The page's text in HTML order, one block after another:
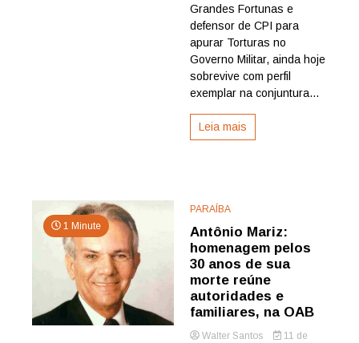
histórico
do
ex-
deputado
Antônio
considerado
Nota
10
Grandes Fortunas e
defensor de CPI para
apurar Torturas no
Governo Militar, ainda hoje
sobrevive com perfil
exemplar na conjuntura...
Leia mais
1 Minute
PARAÍBA
Antônio Mariz:
homenagem pelos
30 anos de sua
morte reúne
autoridades e
familiares, na OAB
Walter Santos
11 de